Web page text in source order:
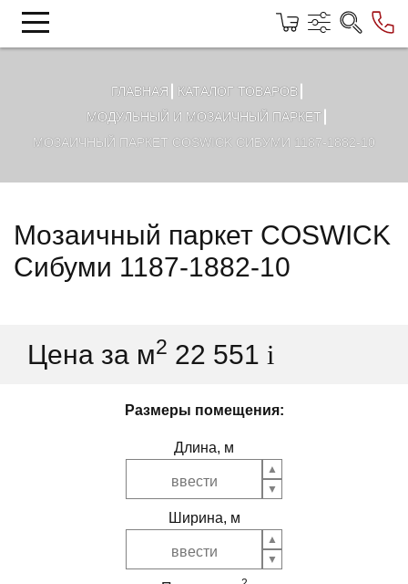
ГЛАВНАЯ
КАТАЛОГ ТОВАРОВ
МОДУЛЬНЫЙ И МОЗАИЧНЫЙ ПАРКЕТ
МОЗАИЧНЫЙ ПАРКЕТ COSWICK СИБУМИ 1187-1882-10
Мозаичный паркет COSWICK
Сибуми 1187-1882-10
Цена за м2 22 551 i
Размеры помещения:
Длина, м
Ширина, м